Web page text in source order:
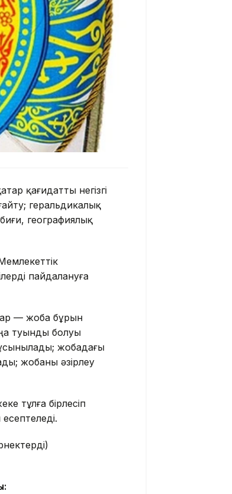
қағидатты негізгі
геральдикалық
географиялық
пайдалануға
— жоба бұрын
туынды болуы
жобадағы
жобаны әзірлеу
тұлға бірлесіп